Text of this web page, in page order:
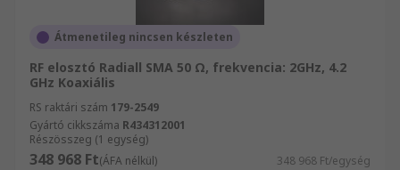
Átmenetileg nincsen készleten
RF elosztó Radiall SMA 50 Ω, frekvencia: 2GHz, 4.2
GHz Koaxiális
RS raktári szám 179-2549
Gyártó cikkszáma R434312001
Részösszeg (1 egység)
348 968 Ft(ÁFA nélkül) 348 968 Ft/egység